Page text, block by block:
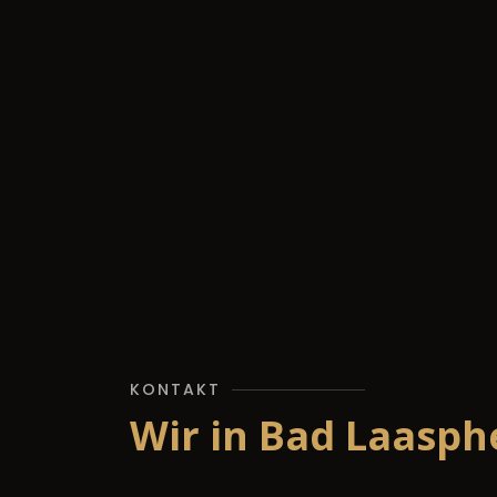
KONTAKT
Wir in Bad